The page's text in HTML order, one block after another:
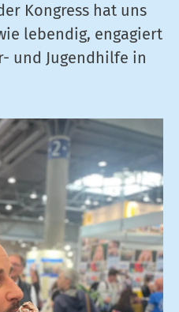
Kongress hat uns
lebendig, engagiert
und Jugendhilfe in